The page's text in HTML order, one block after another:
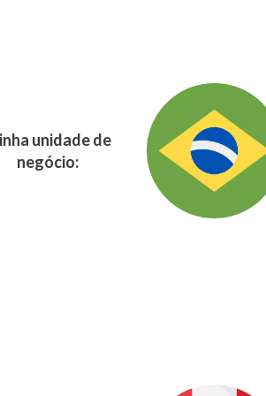
unidade de
negócio: